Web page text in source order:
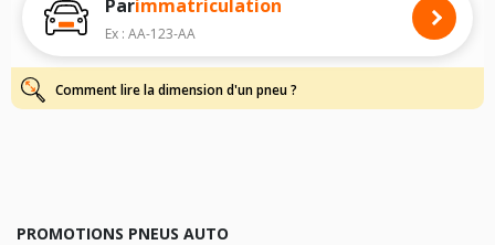
Pour cela, veuillez sélectionner le modèle de votre véhicule ci-dessous :
Les résultats de votre recherche sont donnés à titre indicatif. Il est
fortement recommandé de vérifier en amont la dimension des pneus
montés sur votre véhicule, sans oublier les indices de charge et de
vitesse, indispensables pour que votre dimension soit complète.
Parimmatriculation
Ex : AA-123-AA
Comment lire la dimension d'un pneu ?
PROMOTIONS PNEUS AUTO